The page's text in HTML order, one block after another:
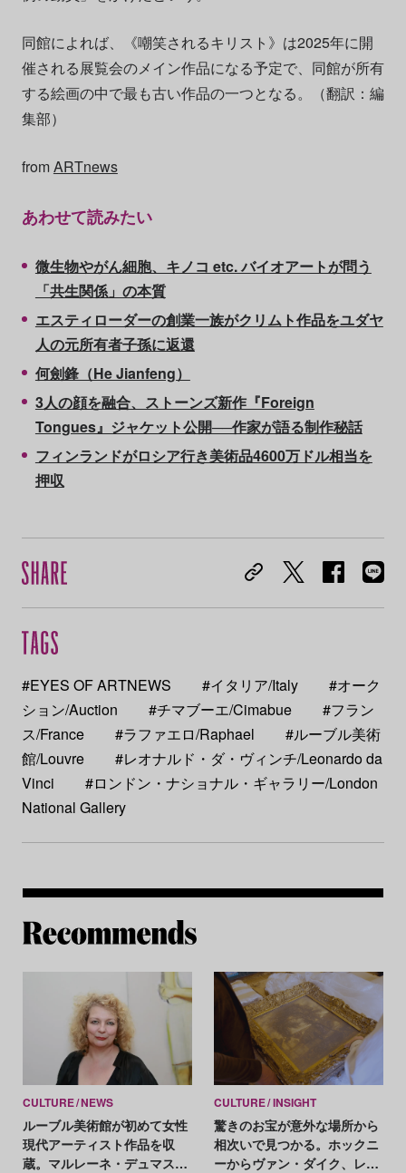
同館によれば、《嘲笑されるキリスト》は2025年に開
催される展覧会のメイン作品になる予定で、同館が所有
する絵画の中で最も古い作品の一つとなる。（翻訳：編
集部）
fromARTnews
あわせて読みたい
微生物やがん細胞、キノコ etc. バイオアートが問う
「共生関係」の本質
エスティローダーの創業一族がクリムト作品をユダヤ
人の元所有者子孫に返還
何劍鋒（He Jianfeng）
3人の顔を融合、ストーンズ新作『Foreign
Tongues』ジャケット公開──作家が語る制作秘話
フィンランドがロシア行き美術品4600万ドル相当を
押収
#EYES OF ARTNEWS #イタリア/Italy
#オーク
ション/Auction
#チマブーエ/Cimabue
#フラン
ス/France
#ラファエロ/Raphael
#ルーブル美術
館/Louvre
#レオナルド・ダ・ヴィンチ/Leonardo da
Vinci
#ロンドン・ナショナル・ギャラリー/London
National Gallery
CULTURE NEWS
ルーブル美術館が初めて女性
現代アーティスト作品を収
蔵。マルレーネ・デュマスの
CULTURE INSIGHT
驚きのお宝が意外な場所から
相次いで見つかる。ホックニ
ーからヴァン・ダイク、レン